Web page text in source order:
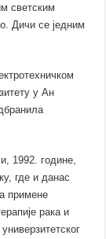
светским
Дичи се једним
у Ан
1992. године,
где и данас
примене
рака и